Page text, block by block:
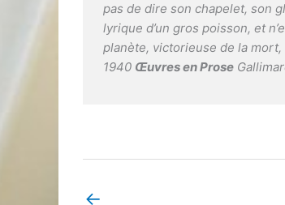
pas de dire son chapelet, son
lyrique d’un gros poisson, et
planète, victorieuse de la
1940 Œuvres en Prose
←